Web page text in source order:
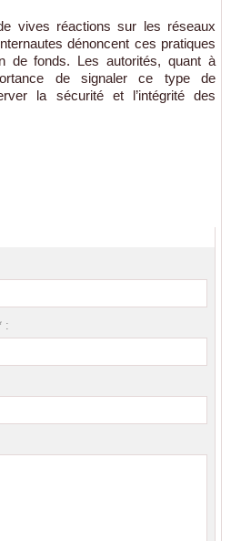
vives réactions sur les réseaux
dénoncent ces pratiques
de fonds. Les autorités, quant à
de signaler ce type de
la sécurité et l’intégrité des
: